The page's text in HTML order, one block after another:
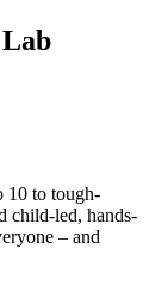
10 to tough-
child-led, hands-
– and